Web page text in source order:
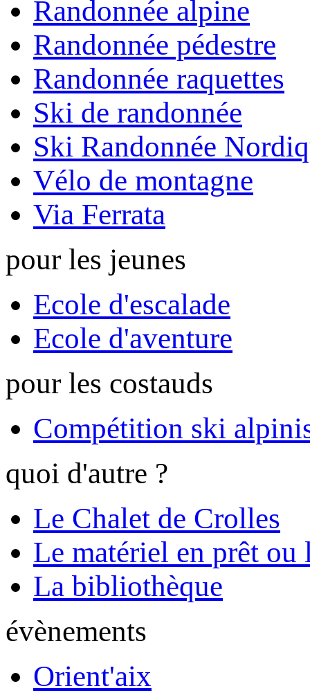
Randonnée alpine
Randonnée pédestre
Randonnée raquettes
Ski de randonnée
Ski Randonnée
Vélo de montagne
Via Ferrata
pour les jeunes
Ecole d'escalade
Ecole d'aventure
pour les costauds
Compétition ski
quoi d'autre ?
Le Chalet de Crolles
Le matériel en prêt ou
La bibliothèque
évènements
Orient'aix